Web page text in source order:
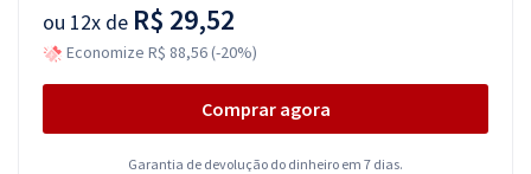
ou 12x de R$ 29,52
Economize R$ 88,56 (-20%)
Comprar agora
Garantia de devolução do dinheiro em 7 dias.